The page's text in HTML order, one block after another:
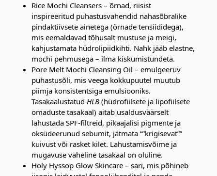
Rice Mochi Cleansers – õrnad, riisist
inspireeritud puhastusvahendid nahasõbralike
pindaktiivsete ainetega (õrnade tensiididega),
mis eemaldavad tõhusalt mustuse ja meigi,
kahjustamata hüdrolipiidkihti. Nahk jääb elastne,
mochi pehmusega – ilma kiskumistundeta.
Pore Melt Mochi Cleansing Oil – emulgeeruv
puhastusõli, mis veega kokkupuutel muutub
piimja konsistentsiga emulsiooniks.
Tasakaalustatud HLB (hüdrofiilsete ja lipofiilsete
omaduste tasakaal) aitab usaldusväärselt
lahustada SPF-filtreid, pikaajalisi pigmente ja
oksüdeerunud sebumit, jätmata “”krigisevat””
kuivust või rasket kilet. Lahustamisvõime ja
mugavuse vaheline tasakaal on oluline.
Holy Hyssop Glow Skincare – sari, mis põhineb